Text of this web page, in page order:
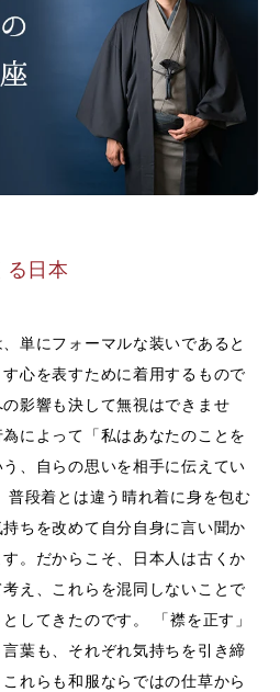
る日本
単にフォーマルな装いであると
心を表すために着用するもので
影響も決して無視はできませ
によって「私はあなたのことを
、自らの思いを相手に伝えてい
普段着とは違う晴れ着に身を包む
ちを改めて自分自身に言い聞か
。だからこそ、日本人は古くか
え、これらを混同しないことで
してきたのです。 「襟を正す」
言葉も、それぞれ気持ちを引き締
れらも和服ならではの仕草から